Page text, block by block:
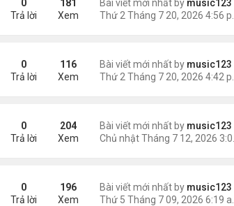
Bài viết mới nhất by music123
0
Trả lời
181
Xem
Bài viết mới nhất by music123
0
Trả lời
116
Xem
Bài viết mới nhất by music123
0
Trả lời
204
Xem
Bài viết mới nhất by music123
0
Trả lời
196
Xem